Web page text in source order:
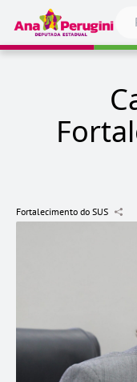
Pular para o conteúdo
Fortalecimento do SUS